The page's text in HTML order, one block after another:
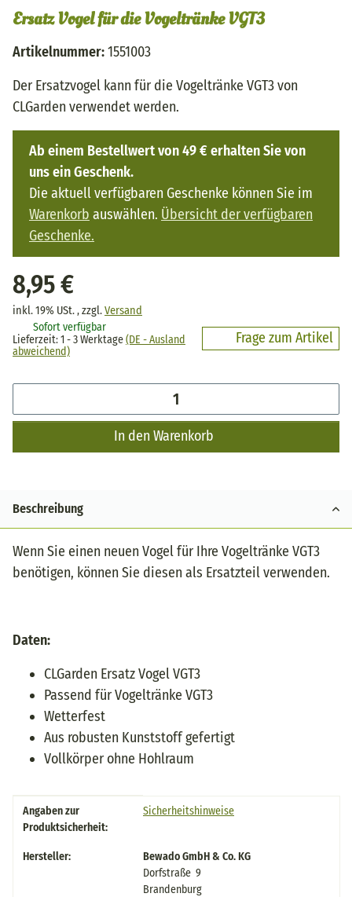
Ersatz Vogel für die Vogeltränke VGT3
Artikelnummer:1551003
Der Ersatzvogel kann für die Vogeltränke VGT3 von
CLGarden verwendet werden.
Ab einem Bestellwert von 49 € erhalten Sie von
uns ein Geschenk.
Die aktuell verfügbaren Geschenke können Sie im
Warenkorb auswählen. Übersicht der verfügbaren
Geschenke.
8,95 €
inkl. 19% USt. , zzgl.Versand
Sofort verfügbar
Lieferzeit:1 - 3 Werktage(DE - Ausland
abweichend)
Frage zum Artikel
In den Warenkorb
Beschreibung
Wenn Sie einen neuen Vogel für Ihre Vogeltränke VGT3
benötigen, können Sie diesen als Ersatzteil verwenden.
Daten:
CLGarden Ersatz Vogel VGT3
Passend für Vogeltränke VGT3
Wetterfest
Aus robusten Kunststoff gefertigt
Vollkörper ohne Hohlraum
Produkteigenschaft
Wert
Angaben zur
Produktsicherheit:
Sicherheitshinweise
Hersteller:
Bewado GmbH & Co. KG
Dorfstraße 9
Brandenburg